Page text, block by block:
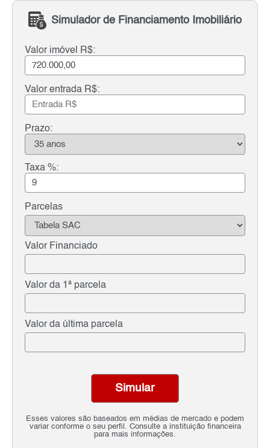
Simulador de Financiamento Imobiliário
Valor imóvel R$:
Valor entrada R$:
Prazo:
Taxa %:
Parcelas
Valor Financiado
Valor da 1ª parcela
Valor da última parcela
Esses valores são baseados em médias de mercado e podem
variar conforme o seu perfil. Consulte a instituição financeira
para mais informações.
Simular